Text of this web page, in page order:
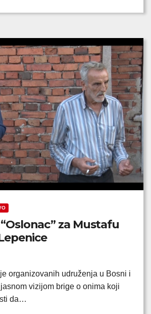
za Mustafu
organizovanih udruženja u Bosni i
vizijom brige o onima koji
da…